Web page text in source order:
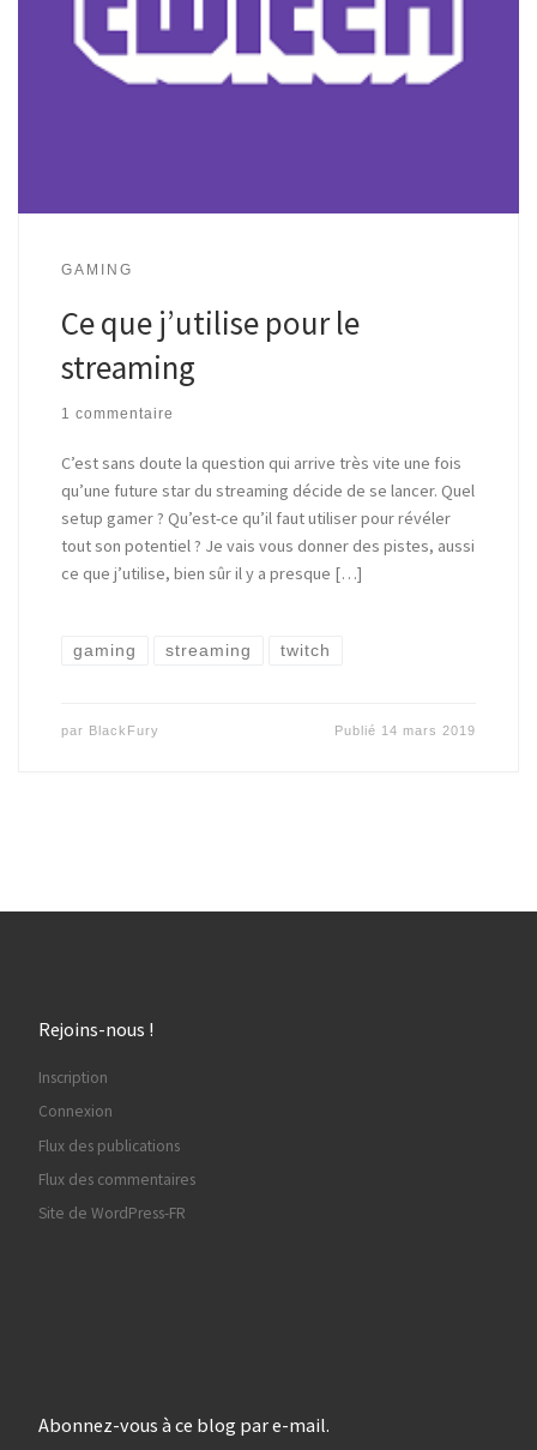
GAMING
Ce que j’utilise pour le
streaming
1 commentaire
C’est sans doute la question qui arrive très vite une fois
qu’une future star du streaming décide de se lancer. Quel
setup gamer ? Qu’est-ce qu’il faut utiliser pour révéler
tout son potentiel ? Je vais vous donner des pistes, aussi
ce que j’utilise, bien sûr il y a presque […]
gaming streaming twitch
par BlackFury Publié 14 mars 2019
Rejoins-nous !
Inscription
Connexion
Flux des publications
Flux des commentaires
Site de WordPress-FR
Abonnez-vous à ce blog par e-mail.